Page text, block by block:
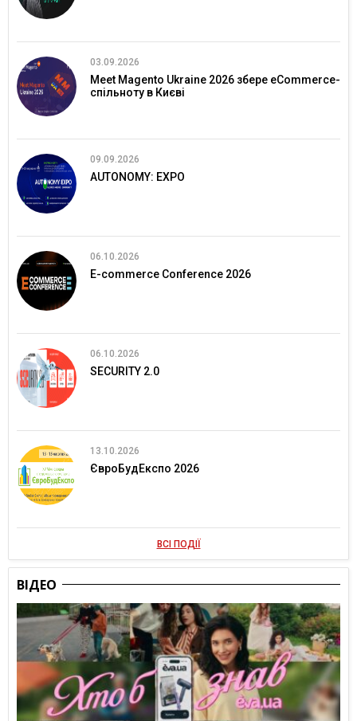
03.09.2026
Meet Magento Ukraine 2026 збере eCommerce-
спільноту в Києві
09.09.2026
AUTONOMY: EXPO
06.10.2026
E-commerce Conference 2026
06.10.2026
SECURITY 2.0
13.10.2026
ЄвроБудЕкспо 2026
ВСІ ПОДІЇ
ВІДЕО